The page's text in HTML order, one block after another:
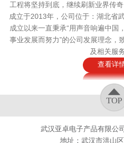
工程将坚持到底，继续刷新业界传
成立于2013年，公司位于：湖北省
成立以来一直秉承“用声音响遍中国
事业发展而努力”的公司发展理念，
及相关服
查看详
TOP
武汉亚卓电子产品有限公
地址：武汉市洪山